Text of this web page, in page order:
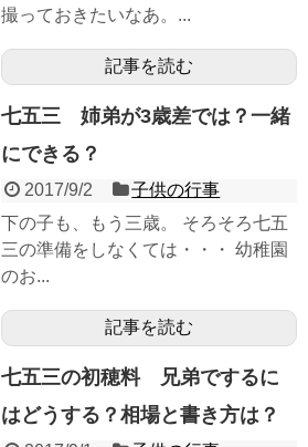
撮っておきたいなあ。...
記事を読む
七五三 姉弟が3歳差では？一緒
にできる？
2017/9/2
子供の行事
下の子も、もう三歳。 そろそろ七五
三の準備をしなくては・・・ 幼稚園
のお...
記事を読む
七五三の初穂料 兄弟でするに
はどうする？相場と書き方は？